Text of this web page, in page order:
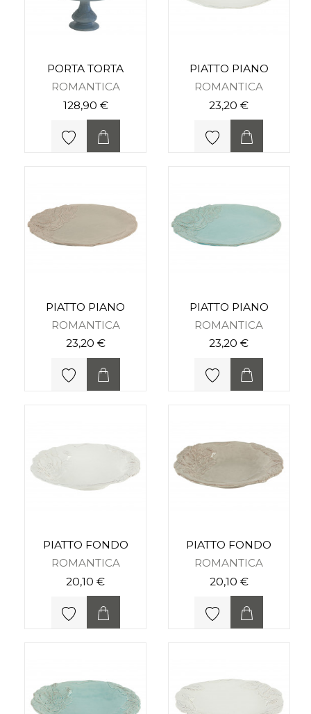
PORTA TORTA
ROMANTICA
128,90 €
PIATTO PIANO
ROMANTICA
23,20 €
PIATTO PIANO
ROMANTICA
23,20 €
PIATTO PIANO
ROMANTICA
23,20 €
PIATTO FONDO
ROMANTICA
20,10 €
PIATTO FONDO
ROMANTICA
20,10 €